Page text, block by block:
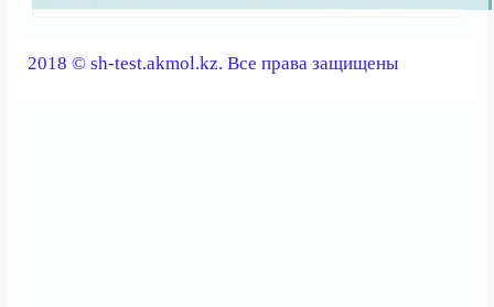
2018 © sh-test.akmol.kz. Все права защищены